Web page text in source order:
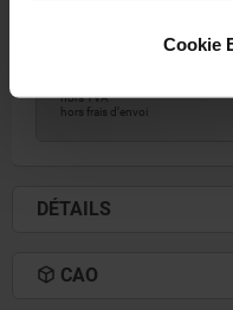
Cookie
hors TVA
hors frais d’envoi
DÉTAILS
CAO